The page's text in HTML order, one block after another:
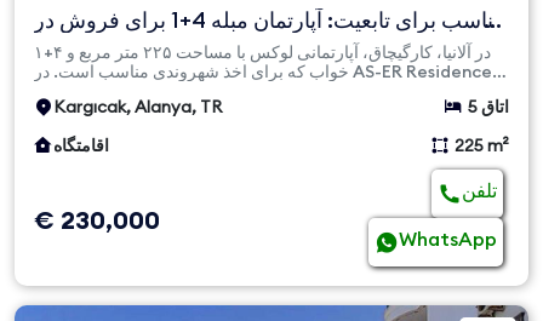
مناسب برای تابعیت: آپارتمان مبله 4+1 برای فروش در
کارگیچاک آ...
در آلانیا، کارگیچاق، آپارتمانی لوکس با مساحت ۲۲۵ متر مربع و ۴+۱
خواب که برای اخذ شهروندی مناسب است. در AS-ER Residence،
Kargıcak, Alanya, TR
5 اتاق
اقامتگاه
225 m²
€ 230,000
تلفن
WhatsApp